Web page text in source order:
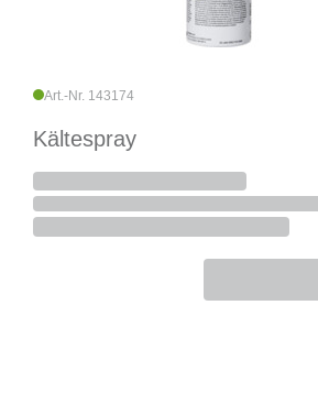
Art.-Nr. 143174
Kältespray